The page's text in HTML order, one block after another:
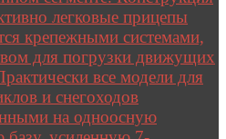
легковые прицепы
крепежными системами,
для погрузки движущих
все модели для
и снегоходов
на одноосную